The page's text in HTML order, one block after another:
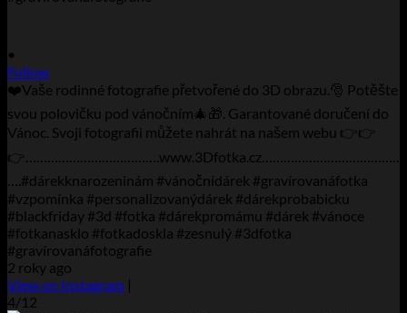
•
Follow
❤️Vaše rodinné fotografie přetvořené do 3D obrazu.🎅 Potěšte
svou polovičku pod vánočním🎄🎁. Garantované doručení do
Vánoc. Svoji fotografii můžete nahrát na našem webu 👉👉
….#dárekknarozeninám #vánočnídárek #gravírovanáfotka
#vzpomínka #personalizovanýdárek #dárekprobabicku
#blackfriday #3d #fotka #dárekpromámu #dárek #vánoce
#fotkanasklo #fotkadoskla #zesnulý #3dfotka
#gravírovanáfotografie
2 roky ago
View on Instagram |
4/12